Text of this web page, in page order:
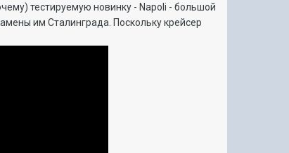
тестируемую новинку - Napoli - большой
им Сталинграда. Поскольку крейсер